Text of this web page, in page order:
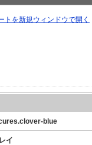
トを新規ウィンドウで開く
blue
イ